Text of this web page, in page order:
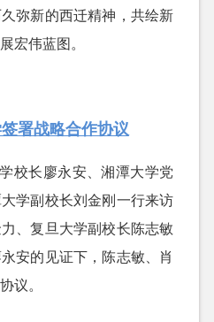
弥新的西迁精神，共绘新
宏伟蓝图。
署战略合作协议
校长廖永安、湘潭大学党
学副校长刘金刚一行来访
、复旦大学副校长陈志敏
安的见证下，陈志敏、肖
议。